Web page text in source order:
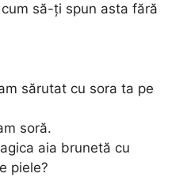
să-ți spun asta fără
sărutat cu sora ta pe
soră.
aia brunetă cu
piele?